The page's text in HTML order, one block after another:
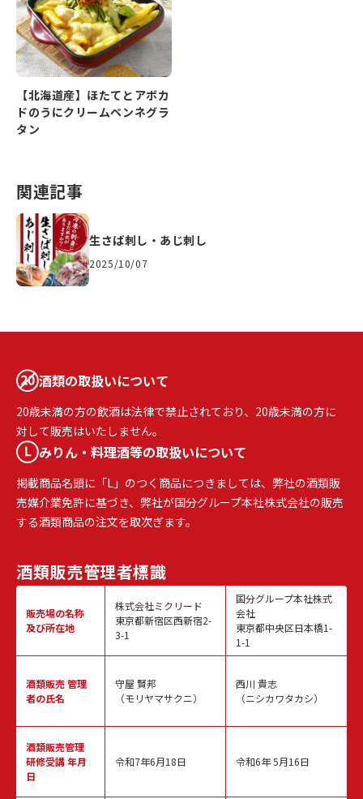
【北海道産】ほたてとアボカ
ドのうにクリームペンネグラ
タン
関連記事
生さば刺し・あじ刺し
2025/10/07
酒類の取扱いについて
20歳未満の方の飲酒は法律で禁止されており、20歳未満の方に
対して販売はいたしません。
みりん・料理酒等の取扱いについて
掲載商品名頭に「L」のつく商品につきましては、弊社の酒類販
売媒介業免許に基づき、弊社が国分グループ本社株式会社の販売
する酒類商品の注文を取次ぎます。
酒類販売管理者標識
販売場の名称
及び所在地
酒類販売管理
者の氏名
酒類販売管理
研修受講 年月
日
株式会社ミクリード
東京都新宿区西新宿2-
3-1
守屋 賢邦
（モリヤマサクニ）
令和7年6月18日
国分グループ本社株式
会社
東京都中央区日本橋1-
1-1
西川 貴志
（ニシカワタカシ）
令和6年 5月16日